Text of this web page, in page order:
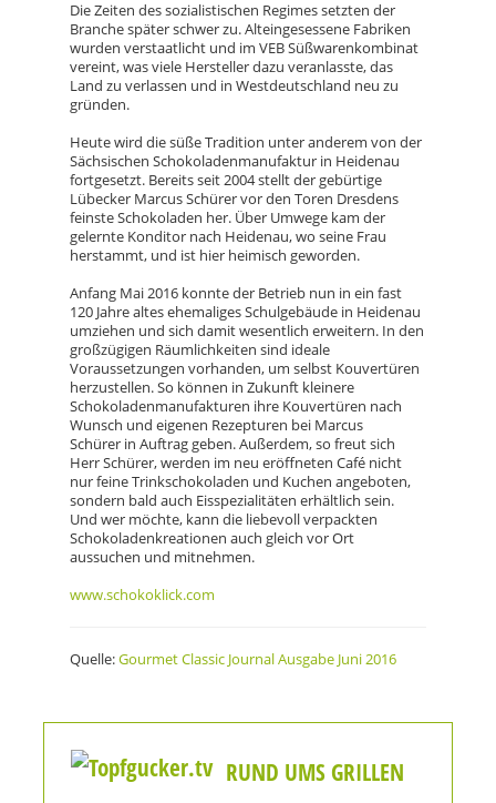
Die Zeiten des sozialistischen Regimes setzten der
Branche später schwer zu. Alteingesessene Fabriken
wurden verstaatlicht und im VEB Süßwarenkombinat
vereint, was viele Hersteller dazu veranlasste, das
Land zu verlassen und in Westdeutschland neu zu
gründen.
Heute wird die süße Tradition unter anderem von der
Sächsischen Schokoladenmanufaktur in Heidenau
fortgesetzt. Bereits seit 2004 stellt der gebürtige
Lübecker Marcus Schürer vor den Toren Dresdens
feinste Schokoladen her. Über Umwege kam der
gelernte Konditor nach Heidenau, wo seine Frau
herstammt, und ist hier heimisch geworden.
Anfang Mai 2016 konnte der Betrieb nun in ein fast
120 Jahre altes ehemaliges Schulgebäude in Heidenau
umziehen und sich damit wesentlich erweitern. In den
großzügigen Räumlichkeiten sind ideale
Voraussetzungen vorhanden, um selbst Kouvertüren
herzustellen. So können in Zukunft kleinere
Schokoladenmanufakturen ihre Kouvertüren nach
Wunsch und eigenen Rezepturen bei Marcus
Schürer in Auftrag geben. Außerdem, so freut sich
Herr Schürer, werden im neu eröffneten Café nicht
nur feine Trinkschokoladen und Kuchen angeboten,
sondern bald auch Eisspezialitäten erhältlich sein.
Und wer möchte, kann die liebevoll verpackten
Schokoladenkreationen auch gleich vor Ort
aussuchen und mitnehmen.
www.schokoklick.com
Quelle:Gourmet Classic Journal Ausgabe Juni 2016
RUND UMS GRILLEN